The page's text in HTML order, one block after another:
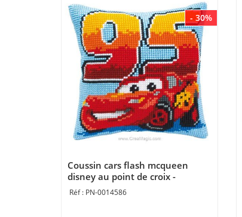
- 30%
Coussin cars flash mcqueen
disney au point de croix -
VervacoPN-0014586